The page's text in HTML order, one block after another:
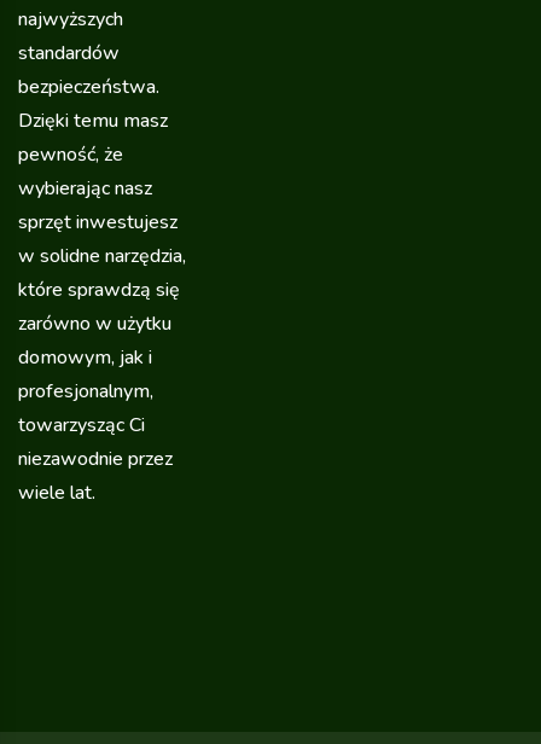
najwyższych
standardów
bezpieczeństwa.
Dzięki temu masz
pewność, że
wybierając nasz
sprzęt inwestujesz
w solidne narzędzia,
które sprawdzą się
zarówno w użytku
domowym, jak i
profesjonalnym,
towarzysząc Ci
niezawodnie przez
wiele lat.